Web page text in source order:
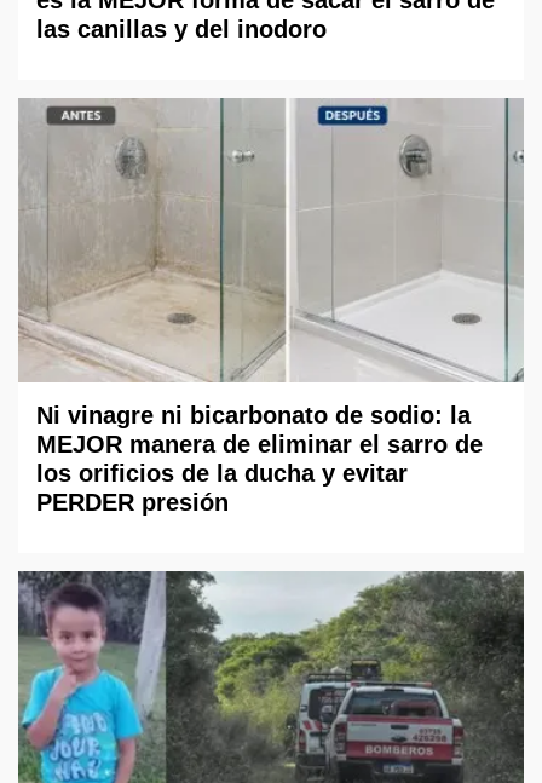
las canillas y del inodoro
Ni vinagre ni bicarbonato de sodio: la
MEJOR manera de eliminar el sarro de
los orificios de la ducha y evitar
PERDER presión